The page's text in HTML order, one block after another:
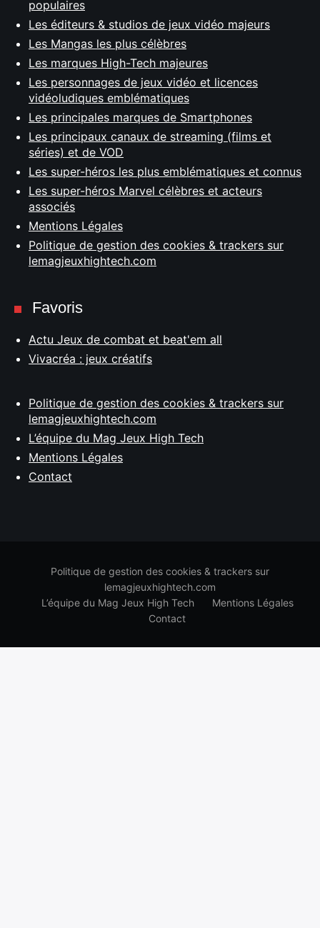
populaires
Les éditeurs & studios de jeux vidéo majeurs
Les Mangas les plus célèbres
Les marques High-Tech majeures
Les personnages de jeux vidéo et licences
vidéoludiques emblématiques
Les principales marques de Smartphones
Les principaux canaux de streaming (films et
séries) et de VOD
Les super-héros les plus emblématiques et connus
Les super-héros Marvel célèbres et acteurs
associés
Mentions Légales
Politique de gestion des cookies & trackers sur
lemagjeuxhightech.com
Favoris
Actu Jeux de combat et beat'em all
Vivacréa : jeux créatifs
Politique de gestion des cookies & trackers sur
lemagjeuxhightech.com
L’équipe du Mag Jeux High Tech
Mentions Légales
Contact
Politique de gestion des cookies & trackers sur
lemagjeuxhightech.com
L’équipe du Mag Jeux High Tech
Mentions Légales
Contact